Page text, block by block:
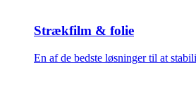
Strækfilm & folie
En af de bedste løsninger til at